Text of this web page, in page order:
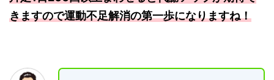
きますので運動不足解消の第一歩になりますね！